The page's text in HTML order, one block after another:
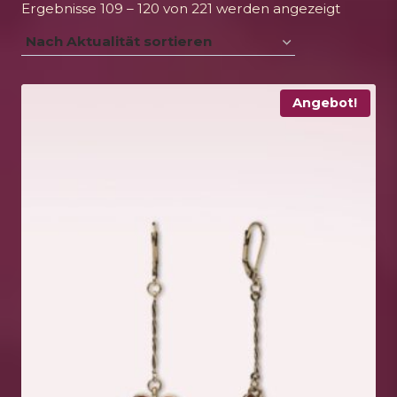
Ergebnisse 109 – 120 von 221 werden angezeigtNach
Angebot!